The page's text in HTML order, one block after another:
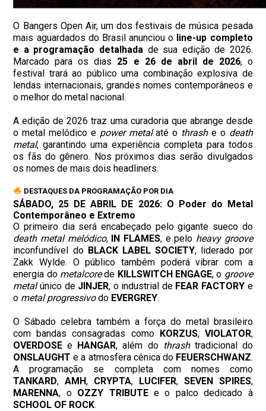
O Bangers Open Air, um dos festivais de música pesada
mais aguardados do Brasil anunciou o line-up completo
e a programação detalhadade sua edição de 2026.
Marcado para os dias 25 e 26 de abril de 2026, o
festival trará ao público uma combinação explosiva de
lendas internacionais, grandes nomes contemporâneos e
o melhor do metal nacional.
A edição de 2026 traz uma curadoria que abrange desde
o metal melódico e power metalaté o thrashe o death
metal, garantindo uma experiência completa para todos
os fãs do gênero. Nos próximos dias serão divulgados
os nomes de mais dois headliners.
DESTAQUES DA PROGRAMAÇÃO POR DIA
SÁBADO, 25 DE ABRIL DE 2026: O Poder do Metal
Contemporâneo e Extremo
O primeiro dia será encabeçado pelo gigante sueco do
death metal melódico, IN FLAMES, e pelo heavy groove
inconfundível do BLACK LABEL SOCIETY, liderado por
Zakk Wylde. O público também poderá vibrar com a
energia do metalcorede KILLSWITCH ENGAGE, o groove
metalúnico de JINJER, o industrial de FEAR FACTORY e
o metal progressivodo EVERGREY.
O Sábado celebra também a força do metal brasileiro
com bandas consagradas como KORZUS, VIOLATOR,
OVERDOSE e HANGAR, além do thrashtradicional do
ONSLAUGHT e a atmosfera cênica do FEUERSCHWANZ.
A programação se completa com nomes como
TANKARD,AMH, CRYPTA, LUCIFER, SEVEN SPIRES,
MARENNA, o OZZY TRIBUTEe o palco dedicado à
SCHOOL OF ROCK.